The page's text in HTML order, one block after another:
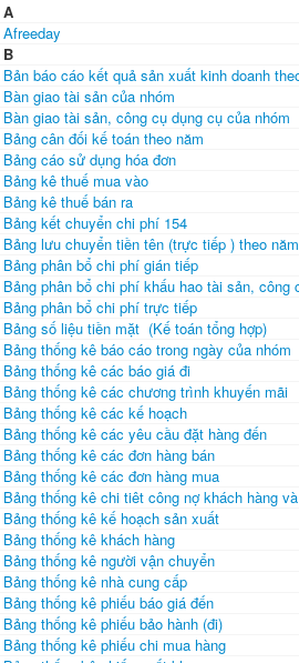
A
Afreeday
B
Bản báo cáo kết quả sản xuất kinh doanh
Bàn giao tài sản của nhóm
Bàn giao tài sản, công cụ dụng cụ của nhóm
Bảng cân đối kế toán theo năm
Bảng cáo sử dụng hóa đơn
Bảng kê thuế mua vào
Bảng kê thuế bán ra
Bảng kết chuyển chi phí 154
Bảng lưu chuyển tiền tên (trực tiếp ) theo năm
Bảng phân bổ chi phí gián tiếp
Bảng phân bổ chi phí khấu hao tài sản, công
Bảng phân bổ chi phí trực tiếp
Bảng số liệu tiền mặt (Kế toán tổng hợp)
Bảng thống kê báo cáo trong ngày của nhóm
Bảng thống kê các báo giá đi
Bảng thống kê các chương trình khuyến mãi
Bảng thống kê các kế hoạch
Bảng thống kê các yêu cầu đặt hàng đến
Bảng thống kê các đơn hàng bán
Bảng thống kê các đơn hàng mua
Bảng thống kê chi tiêt công nợ khách hàng
Bảng thống kê kế hoạch sản xuất
Bảng thống kê khách hàng
Bảng thống kê người vận chuyển
Bảng thống kê nhà cung cấp
Bảng thống kê phiếu báo giá đến
Bảng thống kê phiếu bảo hành (đi)
Bảng thống kê phiếu chi mua hàng